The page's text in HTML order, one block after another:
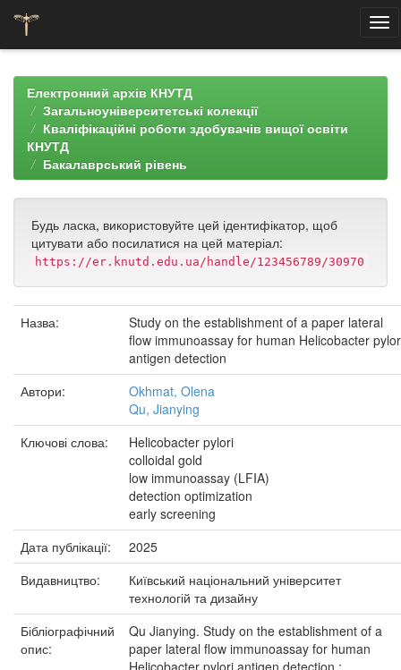
navigationЕлектронний архів КНУТД
Загальноуніверситетські колекції
Кваліфікаційні роботи здобувачів вищої освіти
КНУТД
Бакалаврський рівень
Будь ласка, використовуйте цей ідентифікатор, щоб
цитувати або посилатися на цей матеріал:
https://er.knutd.edu.ua/handle/123456789/30970
Назва:
Study on the establishment of a paper lateral
flow immunoassay for human Helicobacter
antigen detection
Автори:
Okhmat, Olena
Qu, Jianying
Ключові слова:
Helicobacter pylori
colloidal gold
low immunoassay (LFIA)
detection optimization
early screening
Дата публікації:
2025
Видавництво:
Київський національний університет
технологій та дизайну
Бібліографічний
опис:
Qu Jianying. Study on the establishment of a
paper lateral flow immunoassay for human
Helicobacter pylori antigen detection :